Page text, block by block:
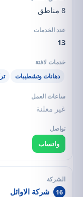
8 مناطق
13
دهانات وتشطيبات
غير معلنة
واتساب
16 شركة الاوائل